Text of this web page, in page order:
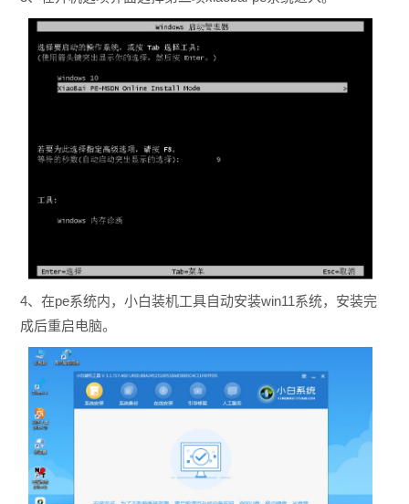
4、在pe系统内，小白装机工具自动安装win11系统，安装完
成后重启电脑。